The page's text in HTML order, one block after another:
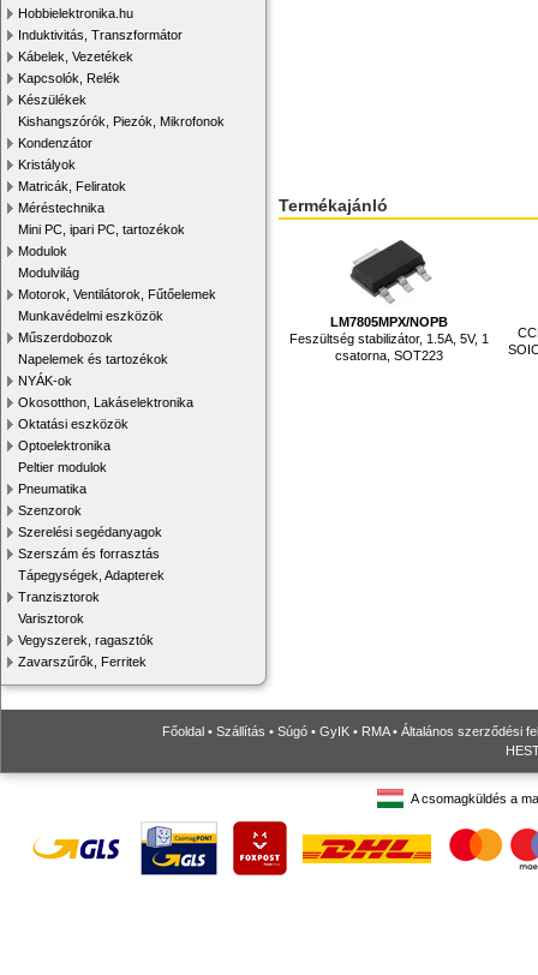
Hobbielektronika.hu
Induktivitás, Transzformátor
Kábelek, Vezetékek
Kapcsolók, Relék
Készülékek
Kishangszórók, Piezók, Mikrofonok
Kondenzátor
Kristályok
Matricák, Feliratok
Méréstechnika
Mini PC, ipari PC, tartozékok
Modulok
Modulvilág
Motorok, Ventilátorok, Fűtőelemek
Munkavédelmi eszközök
Műszerdobozok
Napelemek és tartozékok
NYÁK-ok
Okosotthon, Lakáselektronika
Oktatási eszközök
Optoelektronika
Peltier modulok
Pneumatika
Szenzorok
Szerelési segédanyagok
Szerszám és forrasztás
Tápegységek, Adapterek
Tranzisztorok
Varisztorok
Vegyszerek, ragasztók
Zavarszűrők, Ferritek
Termékajánló
LM7805MPX/NOPB
Feszültség stabilizátor, 1.5A, 5V, 1
csatorna, SOT223
Főoldal • Szállítás • Súgó • GyIK • RMA• Általános szerződési
A csomagküldés a